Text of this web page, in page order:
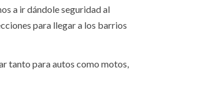
a ir dándole seguridad al
para llegar a los barrios
tanto para autos como motos,